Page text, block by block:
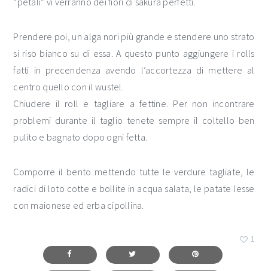
Prendere poi, un alga nori più grande e stendere uno strato
si riso bianco su di essa. A questo punto aggiungere i rolls
fatti in precendenza avendo l’accortezza di mettere al
centro quello con il wustel.
Chiudere il roll e tagliare a fettine. Per non incontrare
problemi durante il taglio tenete sempre il coltello ben
pulito e bagnato dopo ogni fetta.
Comporre il bento mettendo tutte le verdure tagliate, le
radici di loto cotte e bollite in acqua salata, le patate lesse
con maionese ed erba cipollina.
1